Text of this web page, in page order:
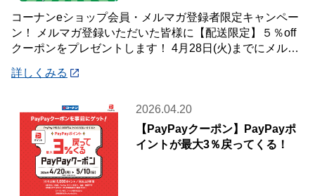
コーナンeショップ会員・メルマガ登録者限定キャンペー
ン！ メルマガ登録いただいた皆様に【配送限定】５％off
クーポンをプレゼントします！ 4月28日(火)までにメルマ
詳しくみる
2026.04.20
【PayPayクーポン】PayPayポ
イントが最大3％戻ってくる！